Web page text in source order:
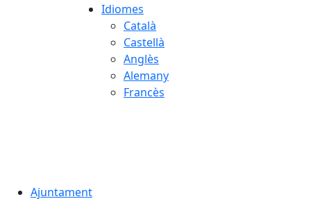
Idiomes
Català
Castellà
Anglès
Alemany
Francès
Ajuntament